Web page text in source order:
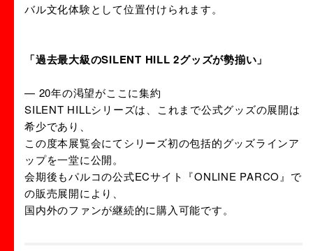
バル文化体験として位置付けられます。
「過去最大級のSILENT HILL 2グッズが勢揃い」
— 20年の渇望がここに集約
SILENT HILLシリーズは、これまで公式グッズの展開は
希少であり、
この度本展覧会にてシリーズ初の包括的グッズラインア
ップを一堂に公開。
会期後もパルコの公式ECサイト『ONLINE PARCO』で
の販売展開により、
国内外のファンが継続的に購入可能です。